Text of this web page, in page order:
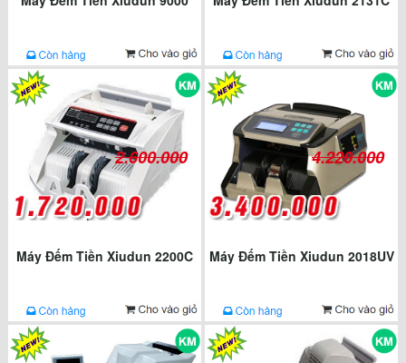
2.600.000
Máy Đếm Tiền Xiudun 2200C
4.220.000
Máy Đếm Tiền Xiudun 2018UV